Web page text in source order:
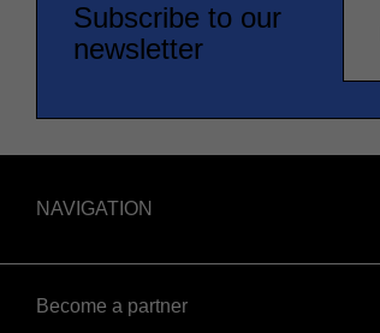
Subscribe to our
newsletter
NAVIGATION
Become a partner